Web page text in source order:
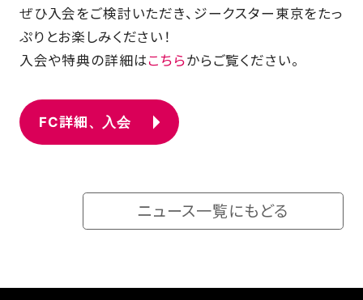
ぜひ入会をご検討いただき、ジークスター東京をたっ
ぷりとお楽しみください！
入会や特典の詳細はこちらからご覧ください。
FC詳細、入会
ニュース一覧にもどる